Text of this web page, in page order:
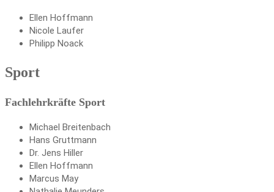
Ellen Hoffmann
Nicole Laufer
Philipp Noack
Sport
Fachlehrkräfte Sport
Michael Breitenbach
Hans Gruttmann
Dr. Jens Hiller
Ellen Hoffmann
Marcus May